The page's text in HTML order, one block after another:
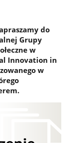
do
Grupy
w
Innovation in
w